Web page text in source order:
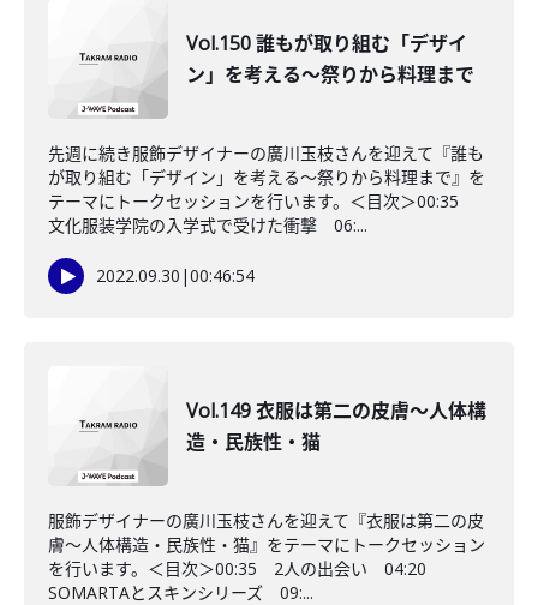
Vol.150 誰もが取り組む「デザイ
ン」を考える～祭りから料理まで
先週に続き服飾デザイナーの廣川玉枝さんを迎えて『誰も
が取り組む「デザイン」を考える～祭りから料理まで』を
テーマにトークセッションを行います。＜目次＞00:35
文化服装学院の入学式で受けた衝撃 06:...
2022.09.30 |00:46:54
Vol.149 衣服は第二の皮膚～人体構
造・民族性・猫
服飾デザイナーの廣川玉枝さんを迎えて『衣服は第二の皮
膚～人体構造・民族性・猫』をテーマにトークセッション
を行います。＜目次＞00:35 2人の出会い 04:20
SOMARTAとスキンシリーズ 09:...